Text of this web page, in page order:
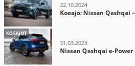
22.10.2024
Koeajo: Nissan Qashqai
KOEAJOT
31.03.2023
Nissan Qashqai e-